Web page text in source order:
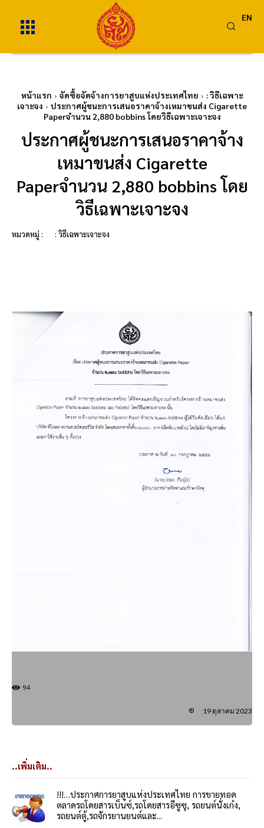
EN
หน้าแรก จัดซื้อจัดจ้างการยาสูบแห่งประเทศไทย
: วิธีเฉพาะ
เจาะจง
ประกาศผู้ชนะการเสนอราคาจ้างเหมาขนส่ง Cigarette
Paperจำนวน 2,880 bobbins โดยวิธีเฉพาะเจาะจง
ประกาศผู้ชนะการเสนอราคาจ้าง
เหมาขนส่ง Cigarette
Paperจำนวน 2,880 bobbins โดย
วิธีเฉพาะเจาะจง
หมวดหมู่ : : วิธีเฉพาะเจาะจง
94
19 ตุลาคม 2023
..เพิ่มเติม..
!!!…ประกาศการยาสูบแห่งประเทศไทย การขายทอด
ตลาดรถโดยสารเบ็นซ์,รถโดยสารอีซูซุ, รถยนต์นั่งเก๋ง,
รถยนต์ตู้,รถจักรยานยนต์และ...